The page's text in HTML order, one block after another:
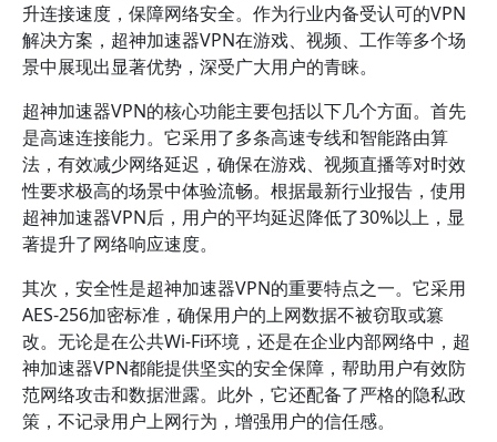
升连接速度，保障网络安全。作为行业内备受认可的VPN
解决方案，超神加速器VPN在游戏、视频、工作等多个场
景中展现出显著优势，深受广大用户的青睐。
超神加速器VPN的核心功能主要包括以下几个方面。首先
是高速连接能力。它采用了多条高速专线和智能路由算
法，有效减少网络延迟，确保在游戏、视频直播等对时效
性要求极高的场景中体验流畅。根据最新行业报告，使用
超神加速器VPN后，用户的平均延迟降低了30%以上，显
著提升了网络响应速度。
其次，安全性是超神加速器VPN的重要特点之一。它采用
AES-256加密标准，确保用户的上网数据不被窃取或篡
改。无论是在公共Wi-Fi环境，还是在企业内部网络中，超
神加速器VPN都能提供坚实的安全保障，帮助用户有效防
范网络攻击和数据泄露。此外，它还配备了严格的隐私政
策，不记录用户上网行为，增强用户的信任感。